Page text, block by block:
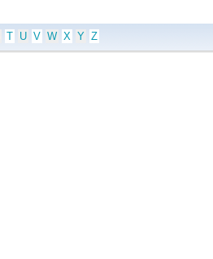
T U V W X Y Z